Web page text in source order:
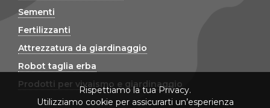
Sementi
Fertilizzanti
Attrezzatura da giardinaggio
Robot taglia erba
Prodotti per vivaismo e giardinaggio
Rispettiamo la tua Privacy.
Utilizziamo cookie per assicurarti un’esperienza